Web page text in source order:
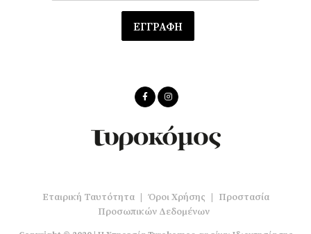
Εταιρική Ταυτότητα | Όροι Χρήσης | Προστασία
Προσωπικών Δεδομένων